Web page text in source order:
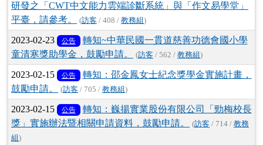
研發之「CWT中文能力雲端診斷系統」與「作文易學堂」
平臺，請參考。
(訪客 / 408 / 教務組)
2023-02-23 公告
轉知~中華民國一貫道慈善功德會國小學
童清寒獎助學金，鼓勵申請。
(訪客 / 562 / 教務組)
2023-02-15 公告
轉知：邵金鳳女士紀念獎學金實施計畫，
鼓勵申請。
(訪客 / 705 / 教務組)
2023-02-15 公告
轉知：巍揚實業股份有限公司「勁梅校長
獎」實施辦法暨相關申請資料，鼓勵申請。
(訪客 / 714 / 教務
組)